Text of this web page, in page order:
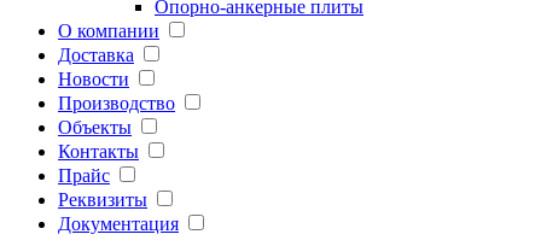
Опорно-анкерные плиты
О компании
Доставка
Новости
Производство
Объекты
Контакты
Прайс
Реквизиты
Документация